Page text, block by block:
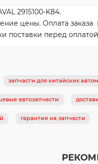
2915100-K84.
цены. Оплата заказа
поставки перед
запчасти для китайских
автозапчасти
гарантия на запчасти